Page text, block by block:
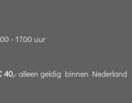
- 17.00 uur
40,- alleen geldig binnen Nederland